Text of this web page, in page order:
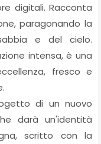
digitali. Racconta
paragonando la
e del cielo.
intensa, è una
fresco e
di un nuovo
darà un'identità
scritto con la